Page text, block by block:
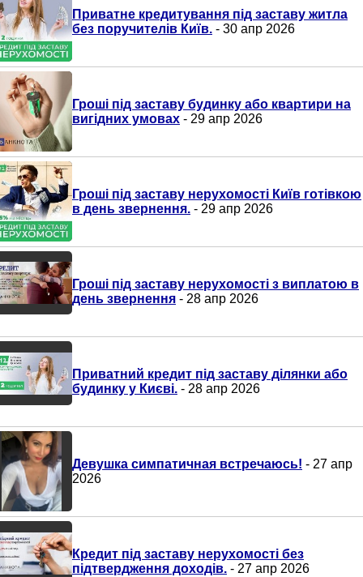
Приватне кредитування під заставу житла
без поручителів Київ. - 30 апр 2026
Гроші під заставу будинку або квартири на
вигідних умовах - 29 апр 2026
Гроші під заставу нерухомості Київ готівкою
в день звернення. - 29 апр 2026
Гроші під заставу нерухомості з виплатою в
день звернення - 28 апр 2026
Приватний кредит під заставу ділянки або
будинку у Києві. - 28 апр 2026
Девушка симпатичная встречаюсь! - 27 апр
2026
Кредит під заставу нерухомості без
підтвердження доходів. - 27 апр 2026